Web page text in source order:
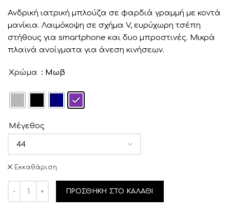
Ανδρική ιατρική μπλούζα σε φαρδιά γραμμή με κοντά
μανίκια. Λαιμόκοψη σε σχήμα V, ευρύχωρη τσέπη
στήθους για smartphone και δυο μπροστινές. Μικρά
πλαϊνά ανοίγματα για άνεση κινήσεων.
Χρώμα : Μωβ
Μέγεθος
Εκκαθάριση
ΠΡΟΣΘΉΚΗ ΣΤΟ ΚΑΛΆΘΙ